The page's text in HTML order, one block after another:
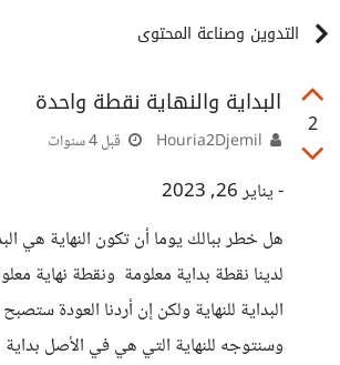
التدوين وصناعة المحتوى
2
البداية والنهاية نقطة واحدة
قبل 4 سنوات
- يناير 26, 2023
هل خطر ببالك يوما أن تكون النهاية هي
لدينا نقطة بداية معلومة ونقطة نهاية
البداية للنهاية ولكن إن أردنا العودة ستصبح
وسنتوجه للنهاية التي هي في الأصل بداية